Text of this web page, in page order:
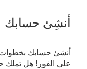
أنشِئ حسابك
على الفور! هل تملك